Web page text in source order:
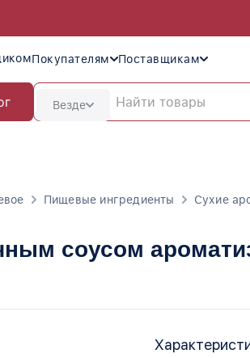
Покупателям Поставщикам
Везде
Пищевые ингредиенты Сухие
соусом